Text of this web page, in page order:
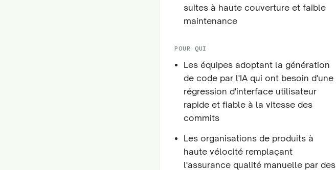
suites à haute couverture et faible
maintenance
POUR QUI
Les équipes adoptant la génération
de code par l'IA qui ont besoin d'une
régression d'interface utilisateur
rapide et fiable à la vitesse des
commits
Les organisations de produits à
haute vélocité remplaçant
l'assurance qualité manuelle par des